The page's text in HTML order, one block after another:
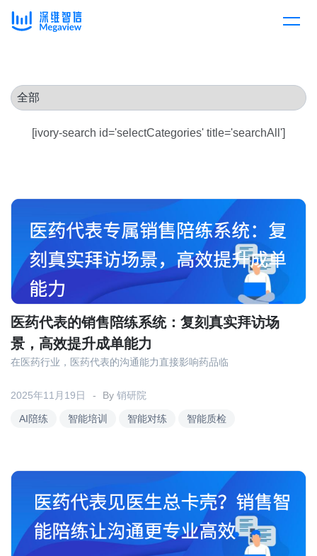
解决方案
消费医疗
教育
汽车
房地产
金融
按角色
按业务场景
定价
资源中心
资源中心
全部
白皮书
销售会话智能
关于我们
content
[ivory-search id='selectCategories' title='searchAll']
AI陪练 智能培训 智能对练 智能质检
医药代表的销售陪练系统：复刻真实拜访场
景，高效提升成单能力
2025年11月19日 By 销研院
在医药行业，医药代表的沟通能力直接影响药品临